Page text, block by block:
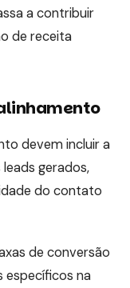
a contribuir
de receita
devem incluir a
gerados,
do contato
de conversão
específicos na